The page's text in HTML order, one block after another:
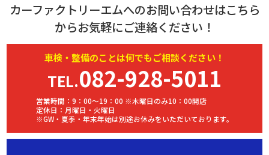
カーファクトリーエムへのお問い合わせはこちら
からお気軽にご連絡ください！
車検・ 整備のことは何でもご相談ください！
TEL.082-928-5011
営業時間：9：00～19：00 ※木曜日のみ10：00開店
定休日：月曜日・火曜日
※GW・夏季・年末年始は別途お休みをいただいております。